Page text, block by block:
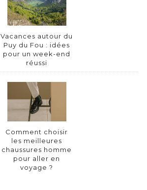
Vacances autour du
Puy du Fou : idées
pour un week-end
réussi
Comment choisir
les meilleures
chaussures homme
pour aller en
voyage ?